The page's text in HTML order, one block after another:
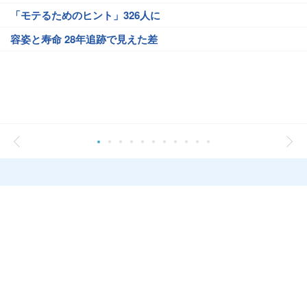
「モテるためのヒント」326人に
容姿と寿命 28年追跡で見えた差